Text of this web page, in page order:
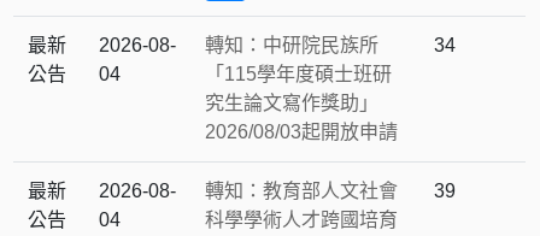
最新
公告
2026-08-
04
轉知：中研院民族所
「115學年度碩士班研
究生論文寫作獎助」
2026/08/03起開放申請
34
最新
公告
2026-08-
04
轉知：教育部人文社會
科學學術人才跨國培育
39